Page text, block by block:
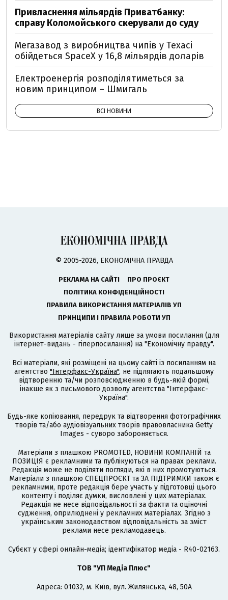
Привласнення мільярдів Приватбанку:
справу Коломойського скерували до суду
Мегазавод з виробництва чипів у Техасі
обійдеться SpaceX у 16,8 мільярдів доларів
Електроенергія розподілятиметься за
новим принципом – Шмигаль
ВСІ НОВИНИ
© 2005-2026, ЕКОНОМІЧНА ПРАВДА
РЕКЛАМА НА САЙТІ
ПРО ПРОЄКТ
ПОЛІТИКА КОНФІДЕНЦІЙНОСТІ
ПРАВИЛА ВИКОРИСТАННЯ МАТЕРІАЛІВ УП
ПРИНЦИПИ І ПРАВИЛА РОБОТИ УП
Використання матеріалів сайту лише за умови посилання (для
інтернет-видань - гіперпосилання) на "Економічну правду".
Всі матеріали, які розміщені на цьому сайті із посиланням на
агентство "Інтерфакс-Україна", не підлягають подальшому
відтворенню та/чи розповсюдженню в будь-якій формі,
інакше як з письмового дозволу агентства "Інтерфакс-
Україна".
Будь-яке копіювання, передрук та відтворення фотографічних
творів та/або аудіовізуальних творів правовласника Getty
Images - суворо забороняється.
Матеріали з плашкою PROMOTED, НОВИНИ КОМПАНІЙ та
ПОЗИЦІЯ є рекламними та публікуються на правах реклами.
Редакція може не поділяти погляди, які в них промотуються.
Матеріали з плашкою СПЕЦПРОЄКТ та ЗА ПІДТРИМКИ також є
рекламними, проте редакція бере участь у підготовці цього
контенту і поділяє думки, висловлені у цих матеріалах.
Редакція не несе відповідальності за факти та оціночні
судження, оприлюднені у рекламних матеріалах. Згідно з
українським законодавством відповідальність за зміст
реклами несе рекламодавець.
Cубєкт у сфері онлайн-медіа; ідентифікатор медіа - R40-02163.
ТОВ "УП Медіа Плюс"
Адреса: 01032, м. Київ, вул. Жилянська, 48, 50А